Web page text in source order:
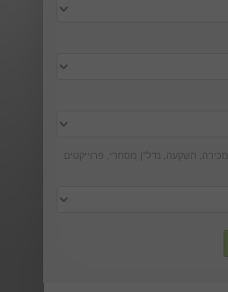
השקעה, נדל''ן מסחרי, פרוייקטים